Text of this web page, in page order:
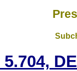
5.704,